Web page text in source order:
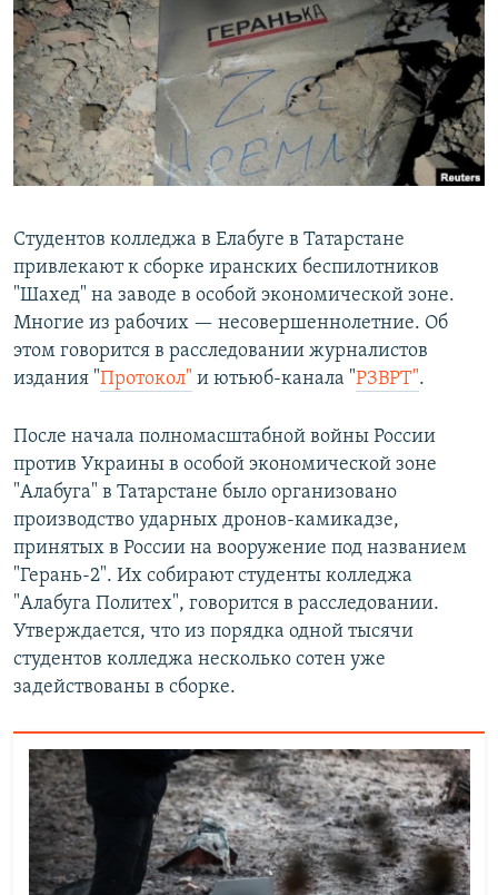
РАСПИСАНИЕ ВЕЩАНИЯ
ПОДПИШИТЕСЬ НА РАССЫЛКУ
СОЦИАЛЬНЫЕ СЕТИ
Все сайты РСЕ/РС
Студентов колледжа в Елабуге в Татарстане
привлекают к сборке иранских беспилотников
"Шахед" на заводе в особой экономической зоне.
Многие из рабочих — несовершеннолетние. Об
этом говорится в расследовании журналистов
издания "Протокол" и ютьюб-канала "РЗВРТ".
После начала полномасштабной войны России
против Украины в особой экономической зоне
"Алабуга" в Татарстане было организовано
производство ударных дронов-камикадзе,
принятых в России на вооружение под названием
"Герань-2". Их собирают студенты колледжа
"Алабуга Политех", говорится в расследовании.
Утверждается, что из порядка одной тысячи
студентов колледжа несколько сотен уже
задействованы в сборке.